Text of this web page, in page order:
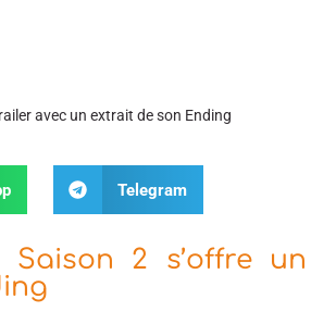
avec un extrait de son Ending
Telegram
2 s’offre un